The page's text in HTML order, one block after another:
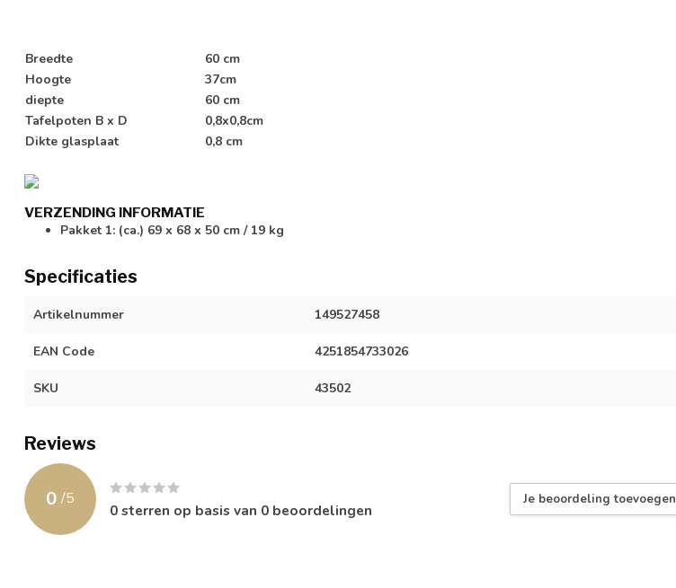
Breedte
60 cm
Hoogte
37cm
diepte
60 cm
Tafelpoten B x D
0,8x0,8cm
Dikte glasplaat
0,8 cm
VERZENDING INFORMATIE
Pakket 1: (ca.) 69 x 68 x 50 cm / 19 kg
Specificaties
Artikelnummer 149527458
EAN Code 4251854733026
SKU 43502
Reviews
0 /5
0sterren op basis van 0 beoordelingen
Je beoordeling toevoegen